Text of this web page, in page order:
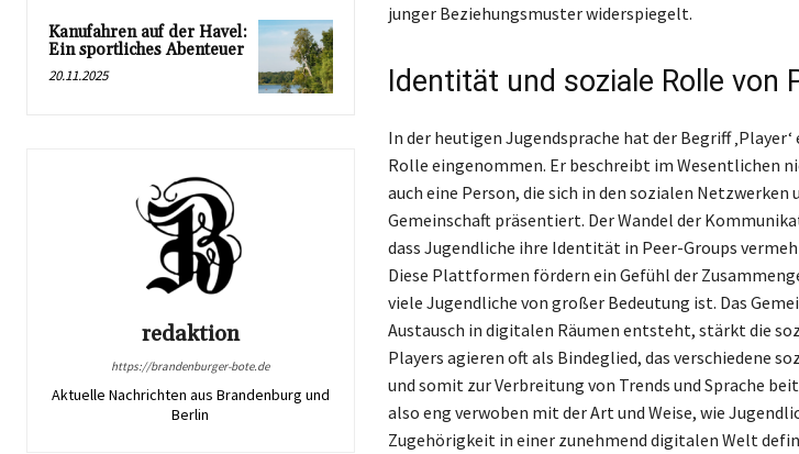
Kanufahren auf der Havel:
Ein sportliches Abenteuer
20.11.2025
redaktion
https://brandenburger-bote.de
Aktuelle Nachrichten aus Brandenburg und
Berlin
junger Beziehungsmuster widerspiegelt.
Identität und soziale Rolle von
In der heutigen Jugendsprache hat der Begriff
Rolle eingenommen. Er beschreibt im Wesentlichen
auch eine Person, die sich in den sozialen
Gemeinschaft präsentiert. Der Wandel der
dass Jugendliche ihre Identität in Peer-Groups
Diese Plattformen fördern ein Gefühl der
viele Jugendliche von großer Bedeutung ist. Das
Austausch in digitalen Räumen entsteht, stärkt die
Players agieren oft als Bindeglied, das verschiedene
und somit zur Verbreitung von Trends und Sprache
also eng verwoben mit der Art und Weise, wie
Zugehörigkeit in einer zunehmend digitalen Welt